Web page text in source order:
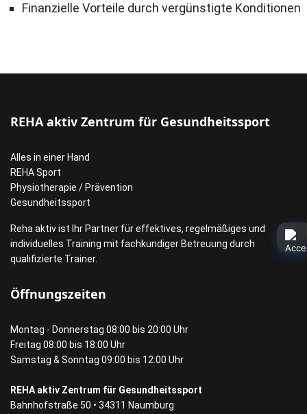
Finanzielle Vorteile durch vergünstigte Konditionen
REHA aktiv Zentrum für Gesundheitssport
Alles in einer Hand
REHA Sport
Physiotherapie / Prävention
Gesundheitssport
Reha aktiv ist Ihr Partner für effektives, regelmäßiges und
individuelles Training mit fachkundiger Betreuung durch
qualifizierte Trainer.
Öffnungszeiten
Montag - Donnerstag 08:00 bis 20:00 Uhr
Freitag 08:00 bis 18:00 Uhr
Samstag & Sonntag 09:00 bis 12:00 Uhr
REHA aktiv Zentrum für Gesundheitssport
Bahnhofstraße 50 • 34311 Naumburg